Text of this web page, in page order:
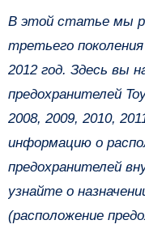
В этой статье мы рассмотрим Toyota Avalon
третьего
2012 год. Здесь вы
предохранителей
2008, 2009, 2010,
информацию о
предохранителей
узнайте о
(расположение